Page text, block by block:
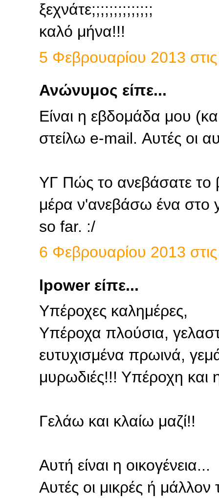
ξεχνάτε;;;;;;;;;;;;;;
καλό μήνα!!!
5 Φεβρουαρίου 2013
Ανώνυμος είπε...
Είναι η εβδομάδα μου
στείλω e-mail. Αυτές οι
ΥΓ Πώς το ανεβάσατε το
μέρα ν'ανεβάσω ένα στο
so far. :/
6 Φεβρουαρίου 2013
lpower είπε...
Υπέροχες καλημέρες,
Υπέροχα πλούσια,
ευτυχισμένα πρωινά,
μυρωδιές!!! Υπέροχη και
Γελάω και κλαίω μαζί!!
Αυτή είναι η οικογένεια...
Αυτές οι μικρές ή